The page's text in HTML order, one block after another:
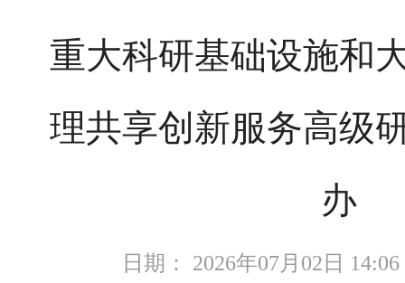
重大科研基础设施和
理共享创新服务高级
办
日期： 2026年07月02日